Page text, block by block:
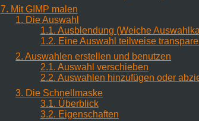
7. Mit GIMP malen
1. Die Auswahl
1.1. Ausblendung (Weiche
1.2. Eine Auswahl teilweise
2. Auswahlen erstellen und benutzen
2.1. Auswahl verschieben
2.2. Auswahlen hinzufügen oder
3. Die Schnellmaske
3.1. Überblick
3.2. Eigenschaften